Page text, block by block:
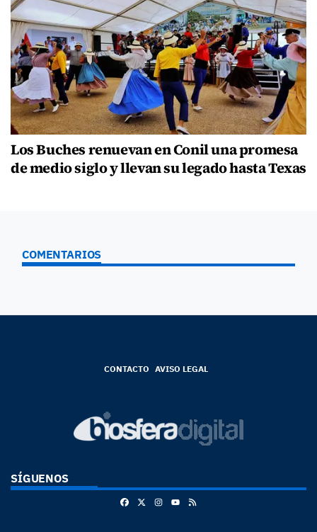
Los Buches renuevan en Conil una promesa
de medio siglo y llevan su legado hasta Texas
COMENTARIOS
CONTACTO AVISO LEGAL
SÍGUENOS
FacebookInstagram